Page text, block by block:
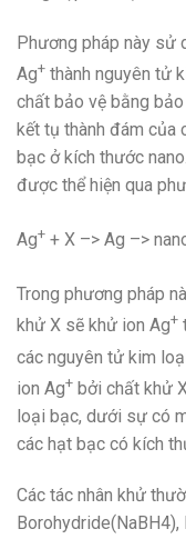
Phương pháp này sử
Ag+ thành nguyên tử
chất bảo vệ bằng
kết tụ thành đám của
bạc ở kích thước
được thể hiện qua
Ag+ + X –> Ag –>
Trong phương pháp
khử X sẽ khử ion Ag+
các nguyên tử kim
ion Ag+ bởi chất khử
loại bạc, dưới sự có
các hạt bạc có kích
Các tác nhân khử